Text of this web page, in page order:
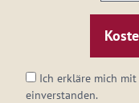
Mail-
Ich erkläre mich
einverstanden.